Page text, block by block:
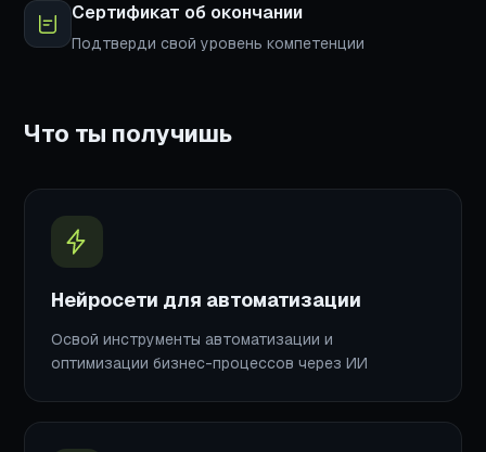
Сертификат об окончании
Подтверди свой уровень компетенции
Что ты получишь
Нейросети для автоматизации
Освой инструменты автоматизации и
оптимизации бизнес-процессов через ИИ